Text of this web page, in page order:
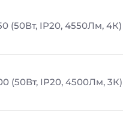
(50Вт, IP20, 4550Лм, 4К)
(50Вт, IP20, 4500Лм, 3К)